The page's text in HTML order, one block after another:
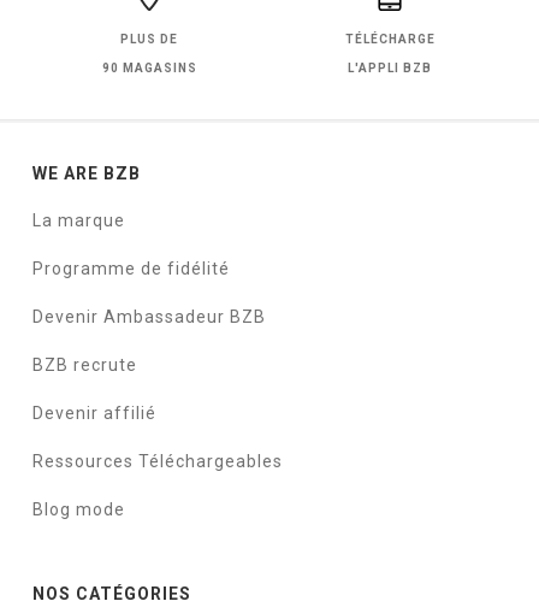
PLUS DE
90 MAGASINS
TÉLÉCHARGE
L'APPLI BZB
WE ARE BZB
La marque
Programme de fidélité
Devenir Ambassadeur BZB
BZB recrute
Devenir affilié
Ressources Téléchargeables
Blog mode
NOS CATÉGORIES